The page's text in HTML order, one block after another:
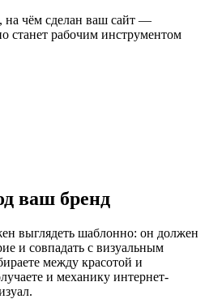
на чём сделан ваш сайт —
станет рабочим инструментом
ваш бренд
выглядеть шаблонно: он должен
и совпадать с визуальным
между красотой и
и механику интернет-